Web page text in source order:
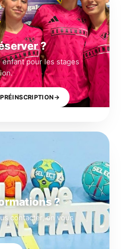
?
pour les stages
→
?
contacter, on vous